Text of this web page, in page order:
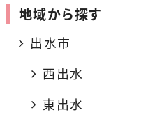
地域から探す
出水市
西出水
東出水